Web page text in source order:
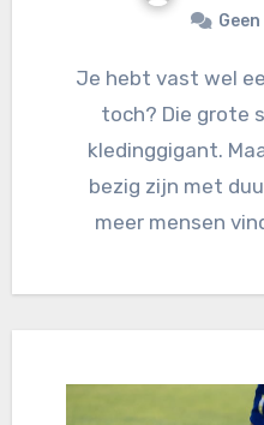
Je hebt vast wel eens van Nike gehoord,
toch? Die grote
kledinggigant.
bezig zijn met
meer mensen